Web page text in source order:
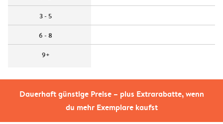
Dauerhaft günstige Preise – plus Extrarabatte, wenn
du mehr Exemplare kaufst
3 - 5
6 - 8
9+